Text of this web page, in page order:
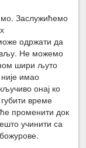
Заслужићемо
одржати да
Не можемо
шири љуто
имао
онај ко
време
променити док
учинити са